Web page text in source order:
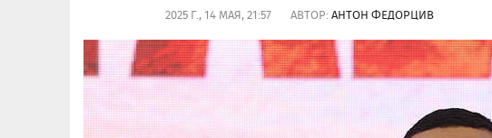
2025 Г., 14 МАЯ, 21:57 АВТОР: АНТОН ФЕДОРЦИВ